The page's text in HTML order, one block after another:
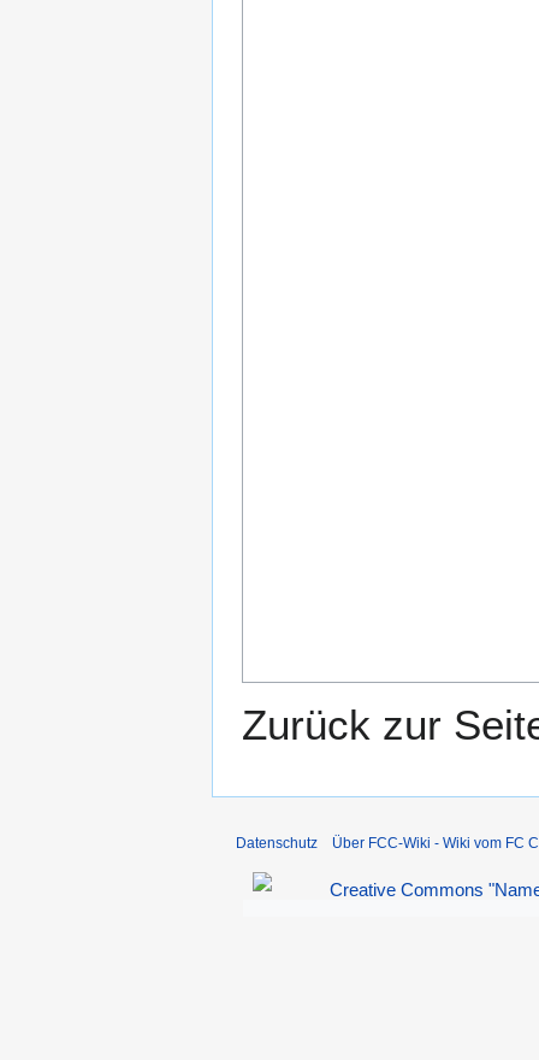
Zurück zur
Datenschutz Über FCC-Wiki - Wiki vom FC